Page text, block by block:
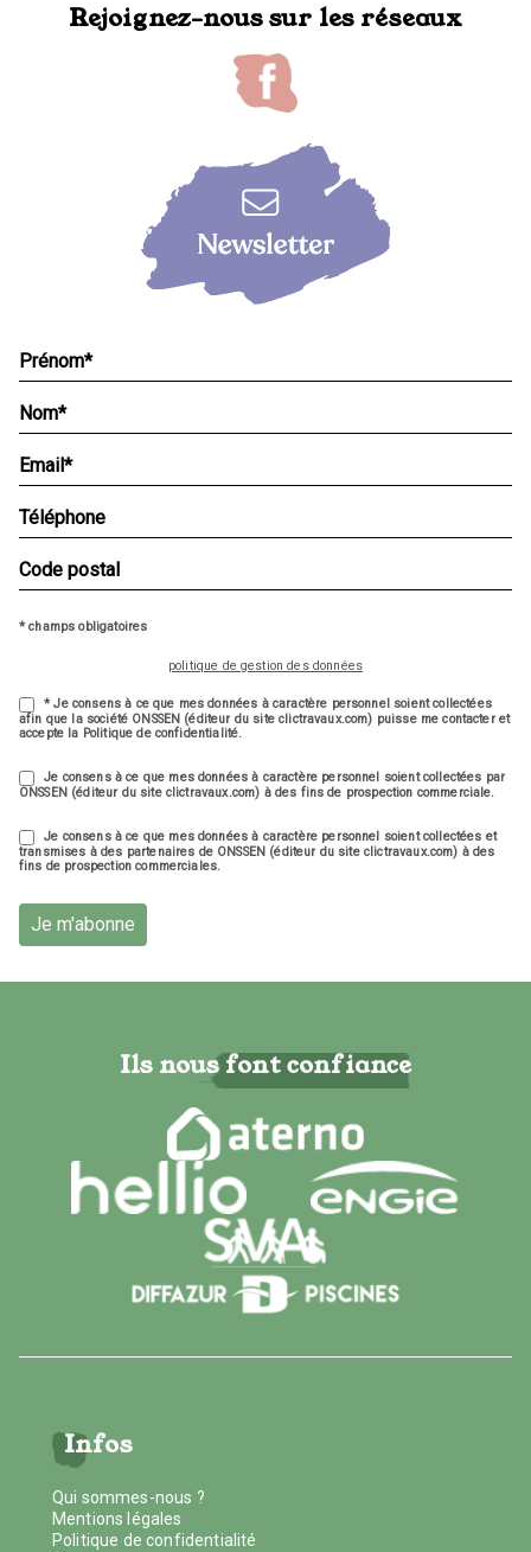
Rejoignez-nous sur les réseaux
* champs obligatoires
politique de gestion des données
* Je consens à ce que mes données à caractère personnel soient collectées
afin que la société ONSSEN (éditeur du site clictravaux.com) puisse me contacter et
accepte la Politique de confidentialité.
Je consens à ce que mes données à caractère personnel soient collectées par
ONSSEN (éditeur du site clictravaux.com) à des fins de prospection commerciale.
Je consens à ce que mes données à caractère personnel soient collectées et
transmises à des partenaires de ONSSEN (éditeur du site clictravaux.com) à des
fins de prospection commerciales.
Je m'abonne
Ils nous font confiance
Infos
Qui sommes-nous ?
Mentions légales
Politique de confidentialité